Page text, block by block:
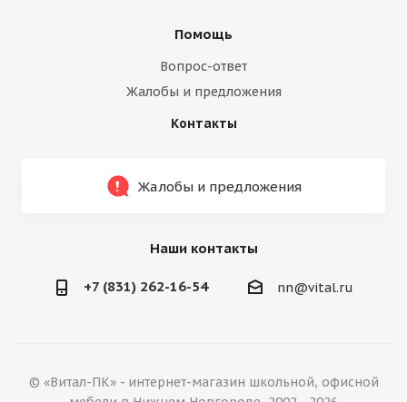
Помощь
Вопрос-ответ
Жалобы и предложения
Контакты
Жалобы и предложения
Наши контакты
+7 (831) 262-16-54 nn@vital.ru
© «Витал-ПК» - интернет-магазин школьной, офисной